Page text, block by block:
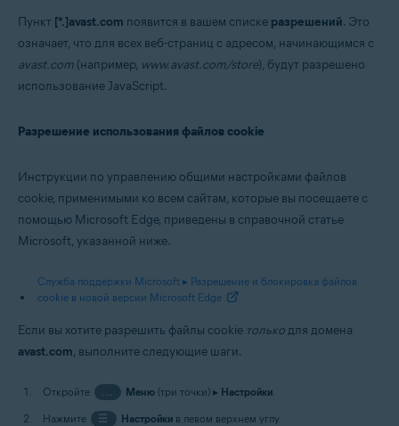
Пункт [*.]avast.com появится в вашем списке разрешений. Это
означает, что для всех веб-страниц с адресом, начинающимся с
avast.com (например, www.avast.com/store), будут разрешено
использование JavaScript.
Разрешение использования файлов cookie
Инструкции по управлению общими настройками файлов
cookie, применимыми ко всем сайтам, которые вы посещаете с
помощью Microsoft Edge, приведены в справочной статье
Microsoft, указанной ниже.
Служба поддержки Microsoft ▸ Разрешение и блокировка файлов
cookie в новой версии Microsoft Edge
Если вы хотите разрешить файлы cookie толькодля домена
avast.com, выполните следующие шаги.
Откройте ... Меню(три точки) ▸ Настройки.
Нажмите
☰ Настройкив левом верхнем углу.